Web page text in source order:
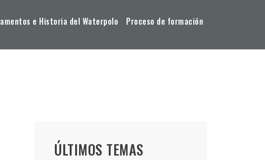
e Historia del Waterpolo Proceso de formación
ÚLTIMOS TEMAS